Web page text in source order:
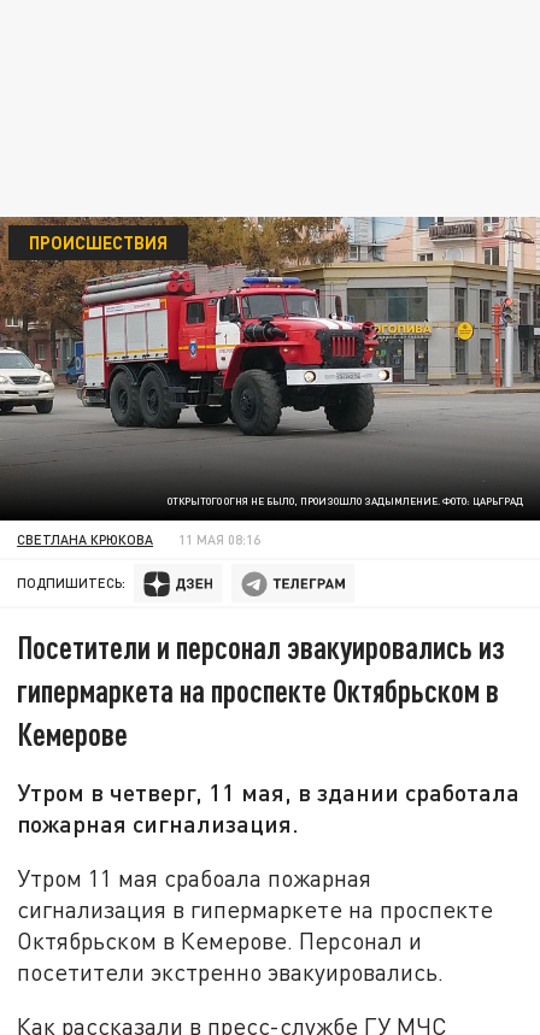
ОТКРЫТОГО ОГНЯ НЕ БЫЛО, ПРОИЗОШЛО ЗАДЫМЛЕНИЕ. ФОТО: ЦАРЬГРАД
ПРОИСШЕСТВИЯ
СВЕТЛАНА КРЮКОВА 11 МАЯ 08:16
ПОДПИШИТЕСЬ:
Посетители и персонал эвакуировались из
гипермаркета на проспекте Октябрьском в
Кемерове
Утром в четверг, 11 мая, в здании сработала
пожарная сигнализация.
Утром 11 мая срабоала пожарная
сигнализация в гипермаркете на проспекте
Октябрьском в Кемерове. Персонал и
посетители экстренно эвакуировались.
Как рассказали в пресс-службе ГУ МЧС